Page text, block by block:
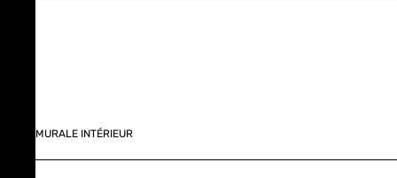
MURALE INTÉRIEUR